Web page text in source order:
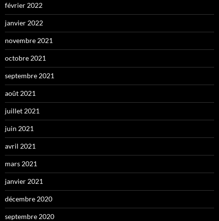
février 2022
janvier 2022
novembre 2021
octobre 2021
septembre 2021
août 2021
juillet 2021
juin 2021
avril 2021
mars 2021
janvier 2021
décembre 2020
septembre 2020